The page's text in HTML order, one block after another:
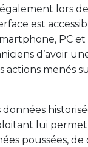
lors
est
PC
d’avoir
actions menés
lui
poussées,